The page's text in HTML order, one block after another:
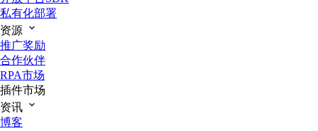
私有化部署
资源
推广奖励
合作伙伴
RPA市场
插件市场
资讯
博客